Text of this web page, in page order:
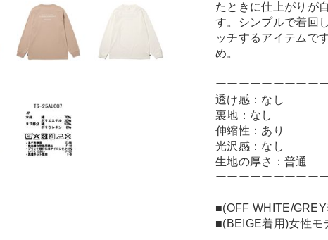
たときに仕上がりが
す。シンプルで着回
ッチするアイテムで
め。
ーーーーーーーーー
透け感：なし
裏地：なし
伸縮性：あり
光沢感：なし
生地の厚さ：普通
ーーーーーーーーー
■(OFF WHITE/
■(BEIGE着用)女性モ